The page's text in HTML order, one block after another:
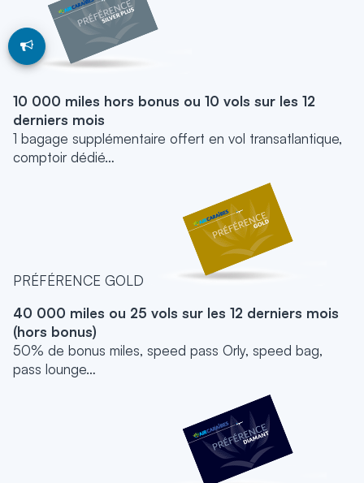
10 000 miles hors bonus ou 10 vols sur les 12
derniers mois
1 bagage supplémentaire offert en vol transatlantique,
comptoir dédié…
PRÉFÉRENCE GOLD
40 000 miles ou 25 vols sur les 12 derniers mois
(hors bonus)
50% de bonus miles, speed pass Orly, speed bag,
pass lounge…